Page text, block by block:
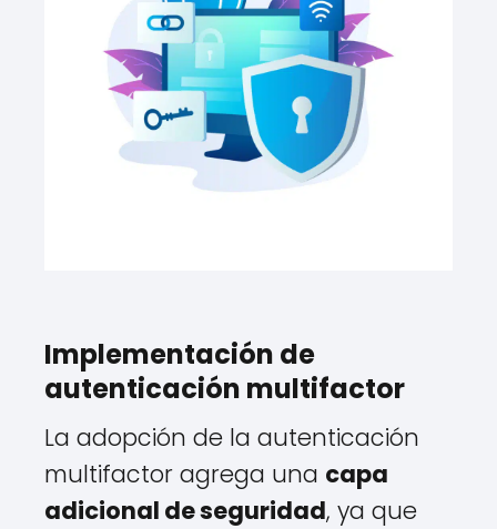
Implementación de
autenticación multifactor
La adopción de la autenticación
multifactor agrega una capa
adicional de seguridad, ya que